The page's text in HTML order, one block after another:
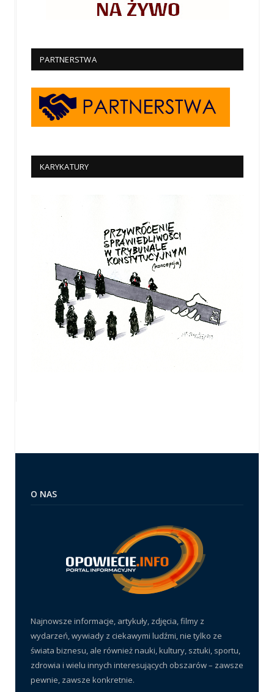
PARTNERSTWA
KARYKATURY
O NAS
Najnowsze informacje, artykuły, zdjęcia, filmy z
wydarzeń, wywiady z ciekawymi ludźmi, nie tylko ze
świata biznesu, ale również nauki, kultury, sztuki, sportu,
zdrowia i wielu innych interesujących obszarów – zawsze
pewnie, zawsze konkretnie.